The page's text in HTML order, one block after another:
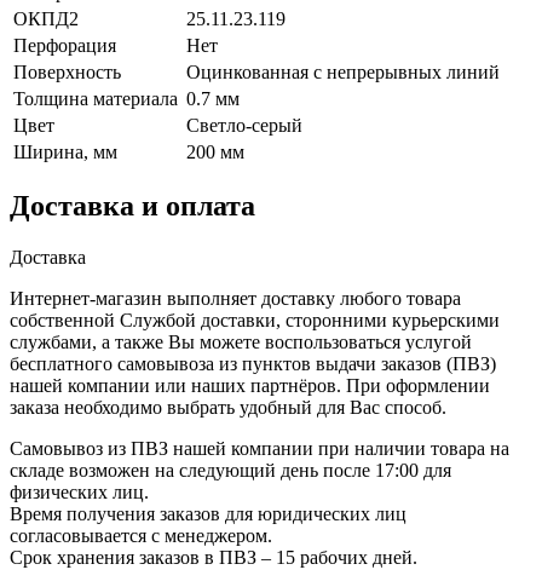
ОКПД2
25.11.23.119
Перфорация
Нет
Поверхность
Оцинкованная с непрерывных линий
Толщина материала 0.7 мм
Цвет
Светло-серый
Ширина, мм
200 мм
Доставка и оплата
Доставка
Интернет-магазин выполняет доставку любого товара
собственной Службой доставки, сторонними курьерскими
службами, а также Вы можете воспользоваться услугой
бесплатного самовывоза из пунктов выдачи заказов (ПВЗ)
нашей компании или наших партнёров. При оформлении
заказа необходимо выбрать удобный для Вас способ.
Самовывоз из ПВЗ нашей компании при наличии товара на
складе возможен на следующий день после 17:00 для
физических лиц.
Время получения заказов для юридических лиц
согласовывается с менеджером.
Срок хранения заказов в ПВЗ – 15 рабочих дней.